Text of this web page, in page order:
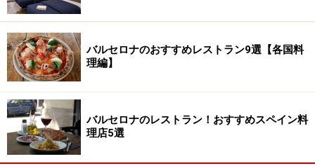
とはいえこの店の一番の売りはなんと全部で29種類もあ
るコカ。ミシュラン1つ星レストラン「アルキミア」の
ジョルディ・ビラ氏がレシピを監修したとあり、どれも
まるで料理のように繊細で凝っています。こんなに美味
なコカがあるお店はバルセロナでここのみで、またオー
プンしたてということもあり、地元の人にもあまり知ら
れていない穴場なのです。
バルセロナのおすすめレストラン9選【各国料
理編】
バルセロナのレストラン！おすすめスペイン料
理店5選